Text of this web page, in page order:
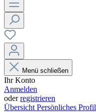
Menü schließen
Ihr Konto
Anmelden
oderregistrieren
Übersicht Persönliches Profil